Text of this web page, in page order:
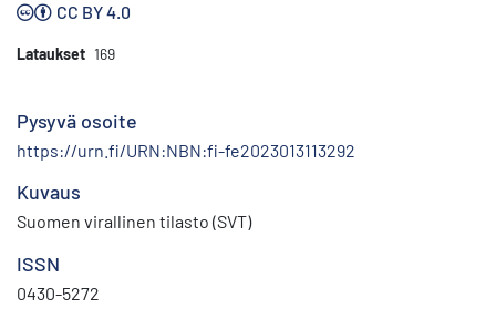
CC BY 4.0
Lataukset 169
Pysyvä osoite
https://urn.fi/URN:NBN:fi-fe2023013113292
Kuvaus
Suomen virallinen tilasto (SVT)
ISSN
0430-5272